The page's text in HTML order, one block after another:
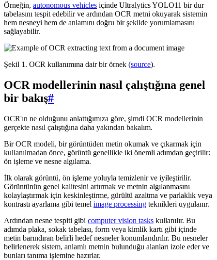
Örneğin, autonomous vehicles içinde Ultralytics YOLO11 bir dur
tabelasını tespit edebilir ve ardından OCR metni okuyarak sistemin
hem nesneyi hem de anlamını doğru bir şekilde yorumlamasını
sağlayabilir.
Şekil 1. OCR kullanımına dair bir örnek (source).
OCR modellerinin nasıl çalıştığına genel
bir bakış#
OCR'ın ne olduğunu anlattığımıza göre, şimdi OCR modellerinin
gerçekte nasıl çalıştığına daha yakından bakalım.
Bir OCR modeli, bir görüntüden metin okumak ve çıkarmak için
kullanılmadan önce, görüntü genellikle iki önemli adımdan geçirilir:
ön işleme ve nesne algılama.
İlk olarak görüntü, ön işleme yoluyla temizlenir ve iyileştirilir.
Görüntünün genel kalitesini artırmak ve metnin algılanmasını
kolaylaştırmak için keskinleştirme, gürültü azaltma ve parlaklık veya
kontrastı ayarlama gibi temel image processing teknikleri uygulanır.
Ardından nesne tespiti gibi computer vision tasks kullanılır. Bu
adımda plaka, sokak tabelası, form veya kimlik kartı gibi içinde
metin barındıran belirli hedef nesneler konumlandırılır. Bu nesneler
belirlenerek sistem, anlamlı metnin bulunduğu alanları izole eder ve
bunları tanıma işlemine hazırlar.